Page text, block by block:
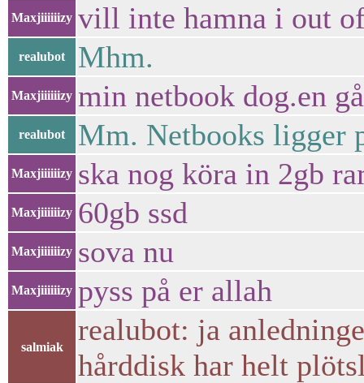
Maxjiiiiiizy vill inte hamna i out
realubot Mhm.
Maxjiiiiiizy min netbook dog.en
realubot Mm. Netbooks ligger
Maxjiiiiiizy ska nog köra in 2gb
Maxjiiiiiizy 60gb ssd
Maxjiiiiiizy sova nu
Maxjiiiiiizy pyss på er allah
salmiak
realubot: ja
hårddisk har helt